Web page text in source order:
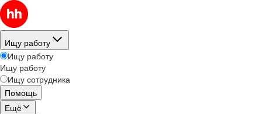
Ищу работу
Ищу работу
Ищу работу
Ищу сотрудника
Помощь
Ещё